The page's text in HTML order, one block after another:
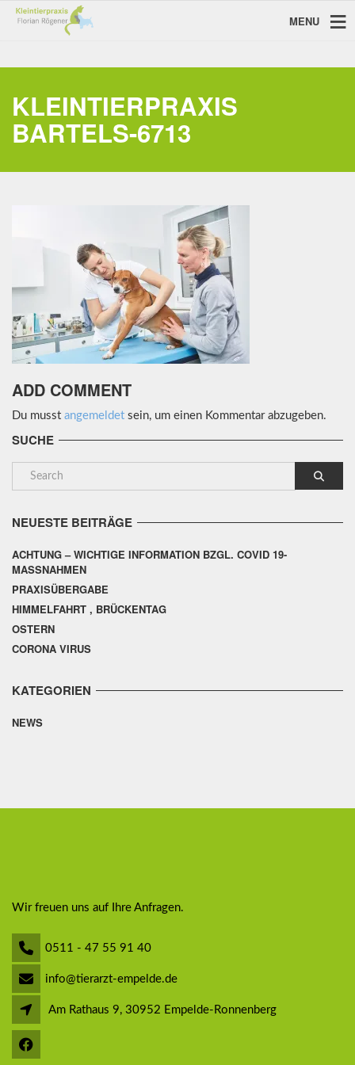
MENU
KLEINTIERPRAXIS
BARTELS-6713
ADD COMMENT
Du musst angemeldet sein, um einen Kommentar abzugeben.
SUCHE
NEUESTE BEITRÄGE
ACHTUNG – WICHTIGE INFORMATION BZGL. COVID 19-
MASSNAHMEN
PRAXISÜBERGABE
HIMMELFAHRT , BRÜCKENTAG
OSTERN
CORONA VIRUS
KATEGORIEN
NEWS
Wir freuen uns auf Ihre Anfragen.
0511 - 47 55 91 40
info@tierarzt-empelde.de
Am Rathaus 9, 30952 Empelde-Ronnenberg